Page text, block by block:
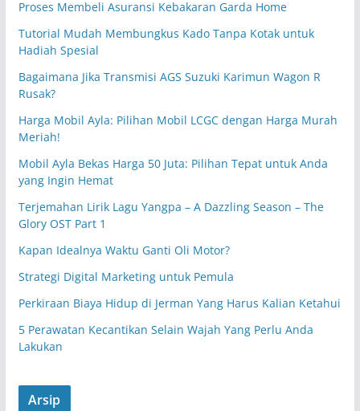
Proses Membeli Asuransi Kebakaran Garda Home
Tutorial Mudah Membungkus Kado Tanpa Kotak untuk
Hadiah Spesial
Bagaimana Jika Transmisi AGS Suzuki Karimun Wagon R
Rusak?
Harga Mobil Ayla: Pilihan Mobil LCGC dengan Harga Murah
Meriah!
Mobil Ayla Bekas Harga 50 Juta: Pilihan Tepat untuk Anda
yang Ingin Hemat
Terjemahan Lirik Lagu Yangpa – A Dazzling Season – The
Glory OST Part 1
Kapan Idealnya Waktu Ganti Oli Motor?
Strategi Digital Marketing untuk Pemula
Perkiraan Biaya Hidup di Jerman Yang Harus Kalian Ketahui
5 Perawatan Kecantikan Selain Wajah Yang Perlu Anda
Lakukan
Arsip